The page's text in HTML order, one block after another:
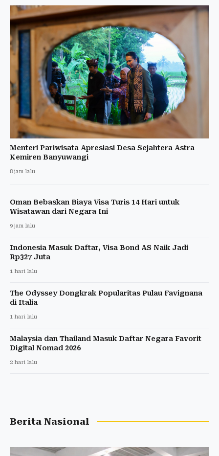
Menteri Pariwisata Apresiasi Desa Sejahtera Astra
Kemiren Banyuwangi
8 jam lalu
Oman Bebaskan Biaya Visa Turis 14 Hari untuk
Wisatawan dari Negara Ini
9 jam lalu
Indonesia Masuk Daftar, Visa Bond AS Naik Jadi
Rp327 Juta
1 hari lalu
The Odyssey Dongkrak Popularitas Pulau Favignana
di Italia
1 hari lalu
Malaysia dan Thailand Masuk Daftar Negara Favorit
Digital Nomad 2026
2 hari lalu
Berita Nasional